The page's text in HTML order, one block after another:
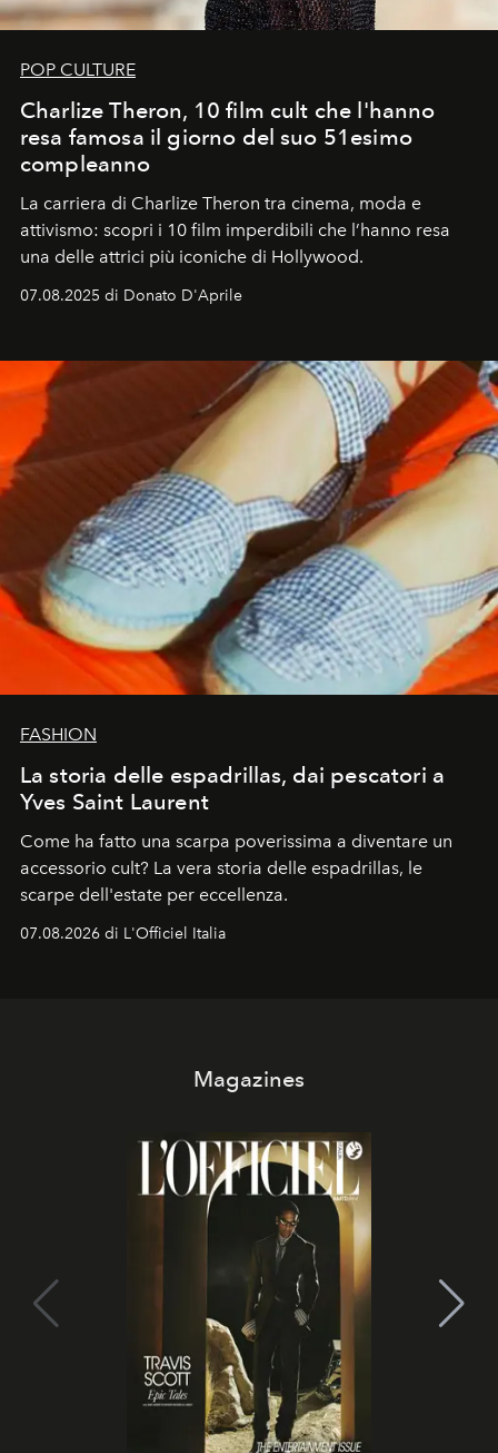
POP CULTURE
Charlize Theron, 10 film cult che l'hanno
resa famosa il giorno del suo 51esimo
compleanno
La carriera di Charlize Theron tra cinema, moda e
attivismo: scopri i 10 film imperdibili che l’hanno resa
una delle attrici più iconiche di Hollywood.
07.08.2025 di Donato D'Aprile
FASHION
La storia delle espadrillas, dai pescatori a
Yves Saint Laurent
Come ha fatto una scarpa poverissima a diventare un
accessorio cult? La vera storia delle espadrillas, le
scarpe dell'estate per eccellenza.
07.08.2026 di L'Officiel Italia
Magazines